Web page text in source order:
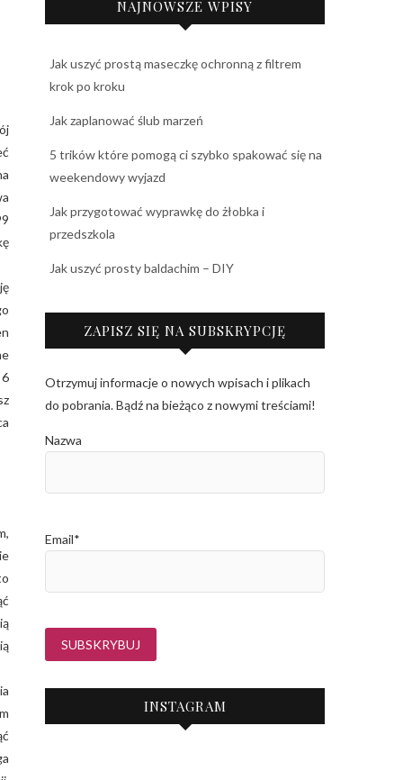
NAJNOWSZE WPISY
Jak uszyć prostą maseczkę ochronną z filtrem
krok po kroku
Jak zaplanować ślub marzeń
5 trików które pomogą ci szybko spakować się na
weekendowy wyjazd
Jak przygotować wyprawkę do żłobka i
przedszkola
Jak uszyć prosty baldachim – DIY
ZAPISZ SIĘ NA SUBSKRYPCJĘ
Otrzymuj informacje o nowych wpisach i plikach
do pobrania. Bądź na bieżąco z nowymi treściami!
Nazwa
Email*
INSTAGRAM